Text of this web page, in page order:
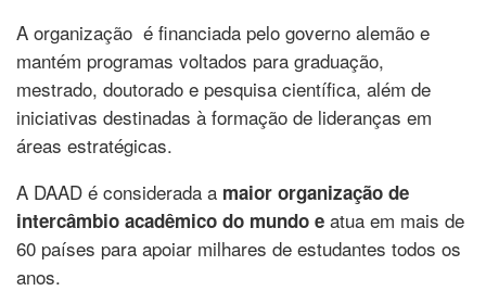
A organização é financiada pelo governo alemão e
mantém programas voltados para graduação,
mestrado, doutorado e pesquisa científica, além de
iniciativas destinadas à formação de lideranças em
áreas estratégicas.
A DAAD é considerada a maior organização de
intercâmbio acadêmico do mundo e atua em mais de
60 países para apoiar milhares de estudantes todos os
anos.